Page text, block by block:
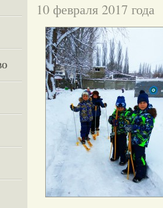
10 февраля 2017 года